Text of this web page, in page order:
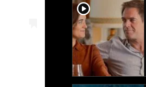
player2